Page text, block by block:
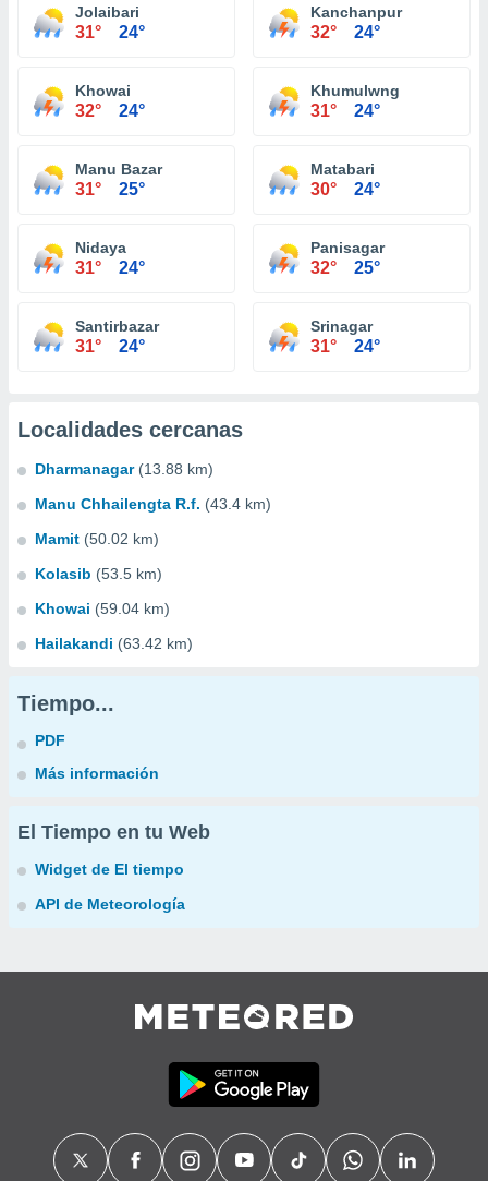
Jolaibari
31° 24°
Kanchanpur
32° 24°
Khowai
32° 24°
Khumulwng
31° 24°
Manu Bazar
31° 25°
Matabari
30° 24°
Nidaya
31° 24°
Panisagar
32° 25°
Santirbazar
31° 24°
Srinagar
31° 24°
Localidades cercanas
Dharmanagar (13.88 km)
Manu Chhailengta R.f. (43.4 km)
Mamit (50.02 km)
Kolasib (53.5 km)
Khowai (59.04 km)
Hailakandi (63.42 km)
Tiempo...
PDF
Más información
El Tiempo en tu Web
Widget de El tiempo
API de Meteorología